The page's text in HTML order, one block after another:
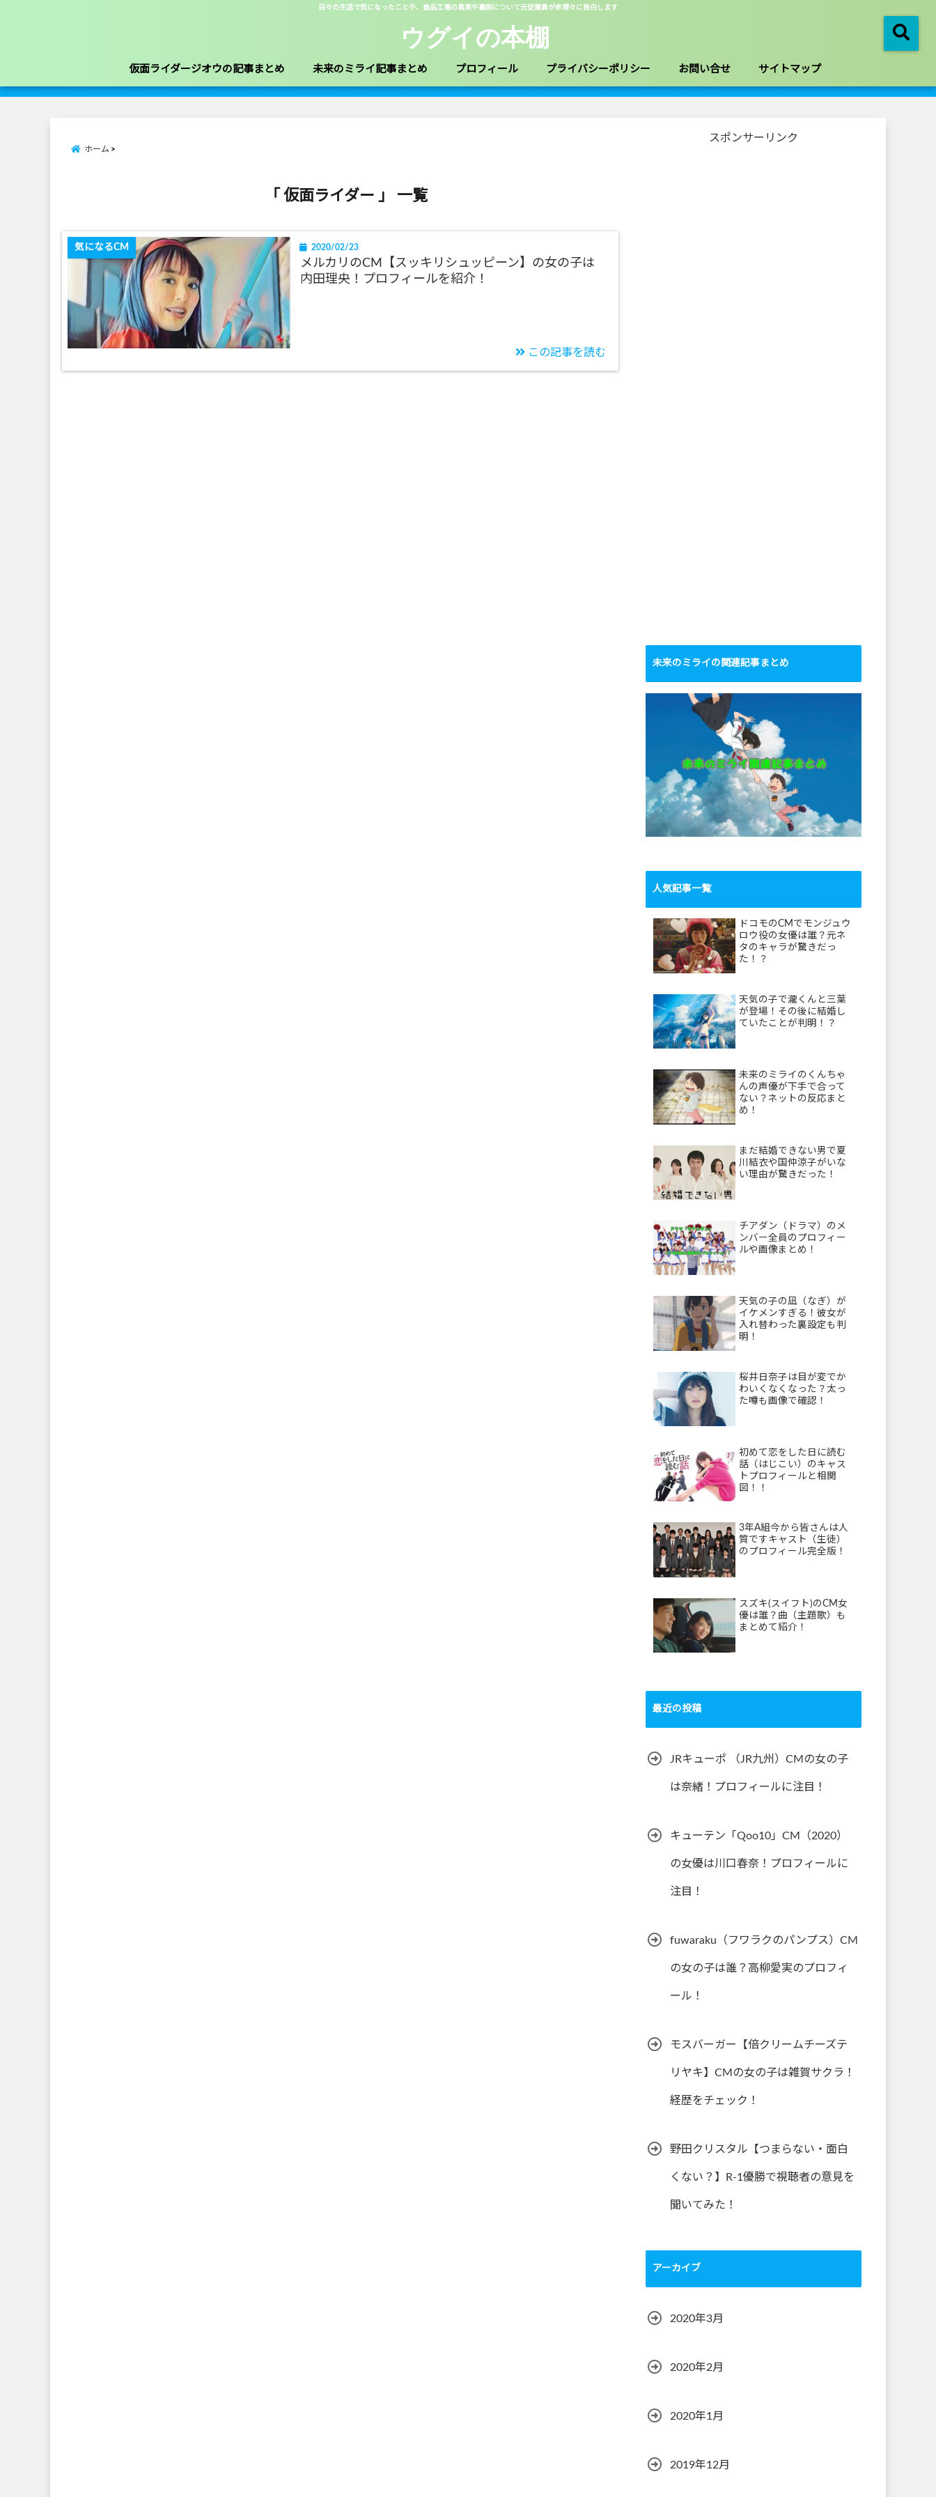
日々の生活で気になったことや、食品工場の真実や裏側について元従業員が赤裸々に告白します
ウグイの本棚
仮面ライダージオウの記事まとめ 未来のミライ記事まとめ プロフィール プライバシーポリシー お問い合せ サイトマップ
ホーム
「 仮面ライダー 」 一覧
気になるCM 2020/02/23
メルカリのCM【スッキリシュッピーン】の女の子は
内田理央！プロフィールを紹介！
この記事を読む
スポンサーリンク
未来のミライの関連記事まとめ
人気記事一覧
ドコモのCMでモンジュウ
ロウ役の女優は誰？元ネ
タのキャラが驚きだっ
た！？
天気の子で瀧くんと三葉
が登場！その後に結婚し
ていたことが判明！？
未来のミライのくんちゃ
んの声優が下手で合って
ない？ネットの反応まと
め！
まだ結婚できない男で夏
川結衣や国仲涼子がいな
い理由が驚きだった！
チアダン（ドラマ）のメ
ンバー全員のプロフィー
ルや画像まとめ！
天気の子の凪（なぎ）が
イケメンすぎる！彼女が
入れ替わった裏設定も判
明！
桜井日奈子は目が変でか
わいくなくなった？太っ
た噂も画像で確認！
初めて恋をした日に読む
話（はじこい）のキャス
トプロフィールと相関
図！！
3年A組今から皆さんは人
質ですキャスト（生徒）
のプロフィール完全版！
スズキ(スイフト)のCM女
優は誰？曲（主題歌）も
まとめて紹介！
最近の投稿
JRキューポ （JR九州）CMの女の子
は奈緒！プロフィールに注目！
キューテン「Qoo10」CM（2020）
の女優は川口春奈！プロフィールに
注目！
fuwaraku（フワラクのパンプス）CM
の女の子は誰？高柳愛実のプロフィ
ール！
モスバーガー【倍クリームチーズテ
リヤキ】CMの女の子は雑賀サクラ！
経歴をチェック！
野田クリスタル【つまらない・面白
くない？】R-1優勝で視聴者の意見を
聞いてみた！
アーカイブ
2020年3月
2020年2月
2020年1月
2019年12月